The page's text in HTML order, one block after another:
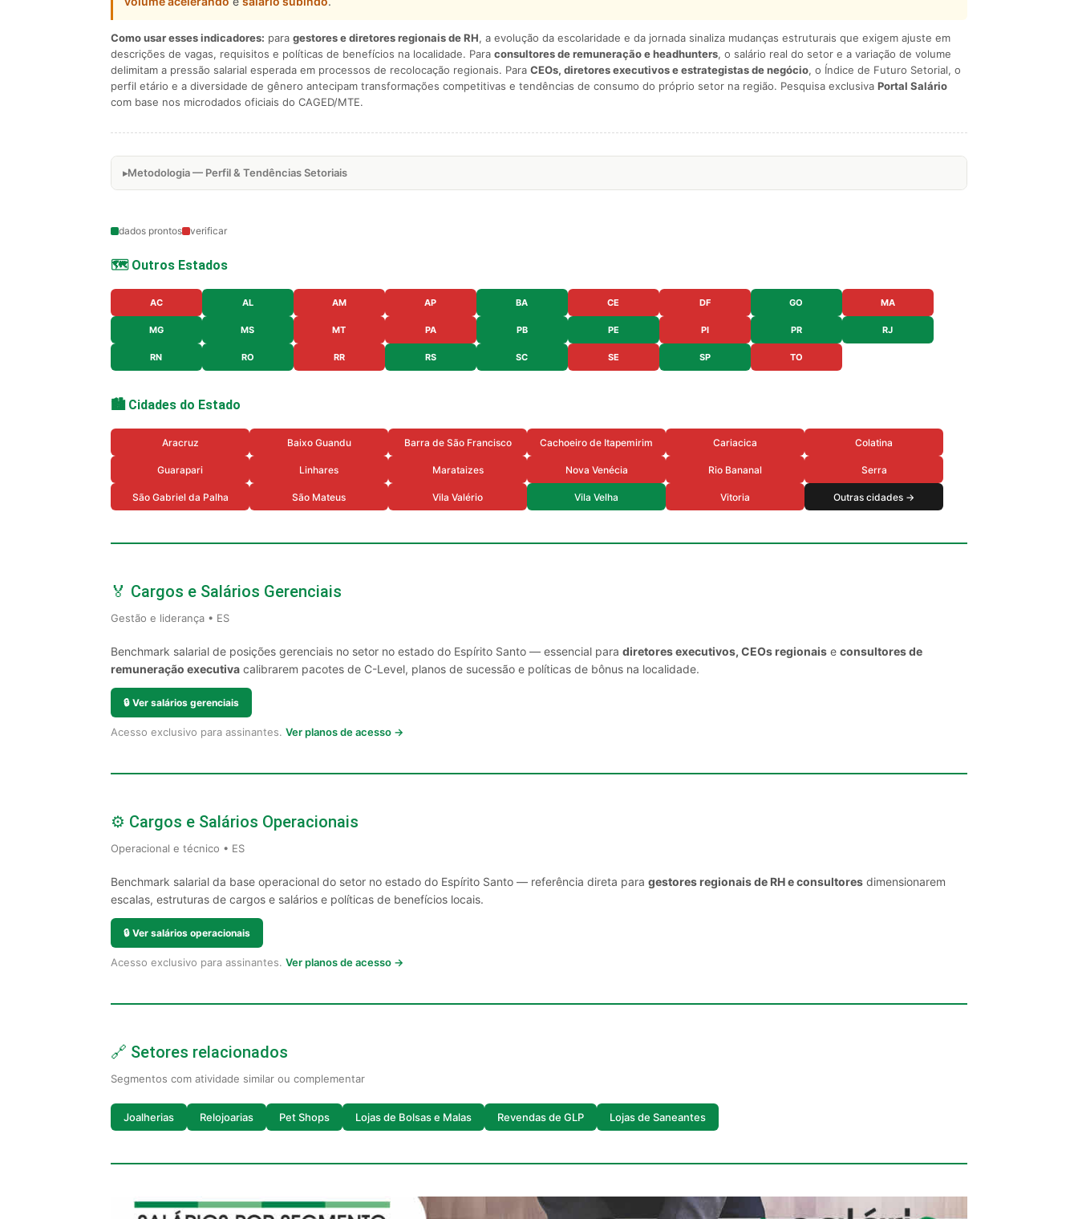
Como usar esses indicadores: para gestores e diretores regionais de RH, a evolução da escolaridade e da jornada sinaliza mudanças estruturais que exigem ajuste em
descrições de vagas, requisitos e políticas de benefícios na localidade. Para consultores de remuneração e headhunters, o salário real do setor e a variação de volume
delimitam a pressão salarial esperada em processos de recolocação regionais. Para CEOs, diretores executivos e estrategistas de negócio, o Índice de Futuro Setorial, o
perfil etário e a diversidade de gênero antecipam transformações competitivas e tendências de consumo do próprio setor na região. Pesquisa exclusiva Portal Salário
com base nos microdados oficiais do CAGED/MTE.
Metodologia — Perfil & Tendências Setoriais
dados prontos verificar
🗺️ Outros Estados
AC AL AM AP BA CE DF GO MA
MG MS MT PA PB PE PI PR RJ
RN RO RR RS SC SE SP TO
🏙️ Cidades do Estado
Aracruz Baixo Guandu Barra de São Francisco Cachoeiro de Itapemirim Cariacica Colatina
Guarapari Linhares Marataizes Nova Venécia Rio Bananal Serra
São Gabriel da Palha São Mateus Vila Valério Vila Velha Vitoria Outras cidades →
🏅 Cargos e Salários Gerenciais
Gestão e liderança • ES
Benchmark salarial de posições gerenciais no setor no estado do Espírito Santo — essencial para diretores executivos, CEOs regionais e consultores de
remuneração executiva calibrarem pacotes de C-Level, planos de sucessão e políticas de bônus na localidade.
🔒 Ver salários gerenciais
Acesso exclusivo para assinantes. Ver planos de acesso →
⚙️ Cargos e Salários Operacionais
Operacional e técnico • ES
Benchmark salarial da base operacional do setor no estado do Espírito Santo — referência direta para gestores regionais de RH e consultores dimensionarem
escalas, estruturas de cargos e salários e políticas de benefícios locais.
🔒 Ver salários operacionais
Acesso exclusivo para assinantes. Ver planos de acesso →
🔗 Setores relacionados
Segmentos com atividade similar ou complementar
Joalherias Relojoarias Pet Shops Lojas de Bolsas e Malas Revendas de GLP Lojas de Saneantes